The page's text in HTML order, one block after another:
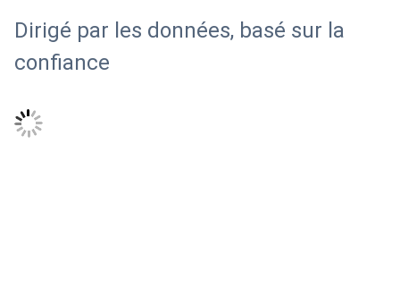
Dirigé par les données, basé sur la
confiance